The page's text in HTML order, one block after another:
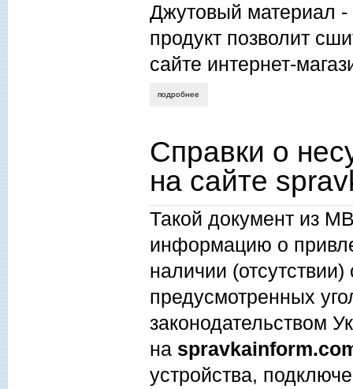
Джутовый материал -
продукт позволит
сайте интернет-
подробнее
Справки о
на сайте
Такой документ из
информацию о
наличии
предусмотренных
законодательством
на
устройства,